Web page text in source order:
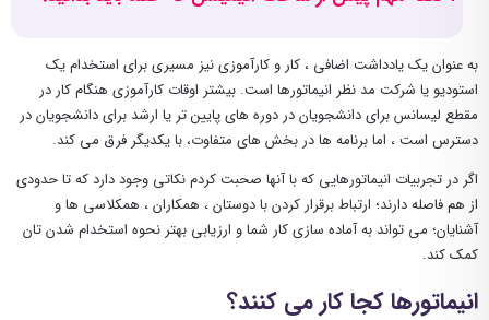
به عنوان یک یادداشت اضافی ، کار و کارآموزی نیز مسیری برای استخدام یک
استودیو یا شرکت مد نظر انیماتورها است. بیشتر اوقات کارآموزی هنگام کار در
مقطع لیسانس برای دانشجویان در دوره های پایین تر یا ارشد برای دانشجویان در
دسترس است ، اما برنامه ها در بخش های متفاوت، با یکدیگر فرق می کند.
اگر در تجربیات انیماتورهایی که با آنها صحبت کردم نکاتی وجود دارد که تا حدودی
از هم فاصله دارند؛ ارتباط برقرار کردن با دوستان ، همکاران ، همکلاسی ها و
آشنایان؛ می تواند به آماده سازی کار شما و ارزیابی بهتر نحوه استخدام شدن تان
کمک کند.
انیماتورها کجا کار می کنند؟